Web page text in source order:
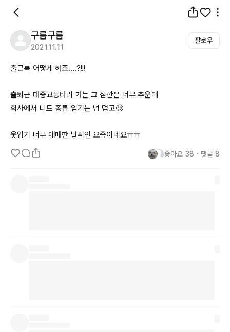
구름구름
2021.11.11
팔로우
출근룩 어떻게 하죠....?!!!
출퇴근 대중교통타러 가는 그 잠깐은 너무 추운데
회사에서 니트 종류 입기는 넘 덥고🥲
옷입기 너무 애매한 날씨인 요즘이네요ㅠㅠ
좋아요 38 ・ 댓글 8